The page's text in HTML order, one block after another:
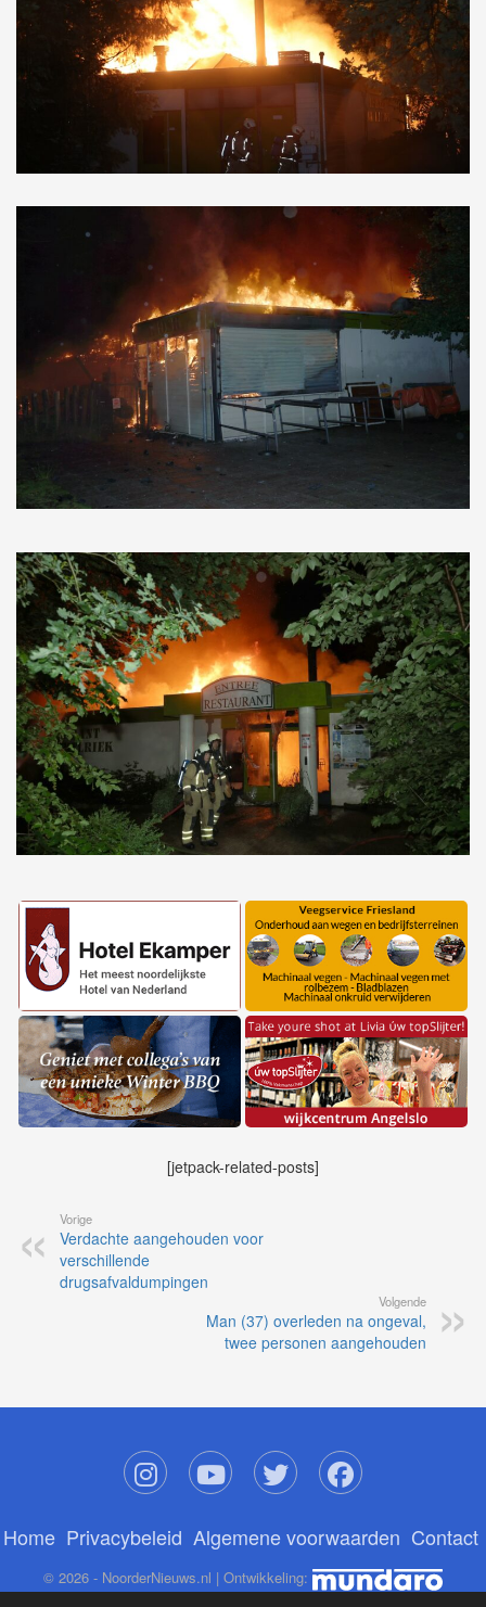
[jetpack-related-posts]
Vorige
Verdachte aangehouden voor
verschillende
drugsafvaldumpingen
Volgende
Man (37) overleden na ongeval,
twee personen aangehouden
Home Privacybeleid Algemene voorwaarden Contact
© 2026 - NoorderNieuws.nl | Ontwikkeling: